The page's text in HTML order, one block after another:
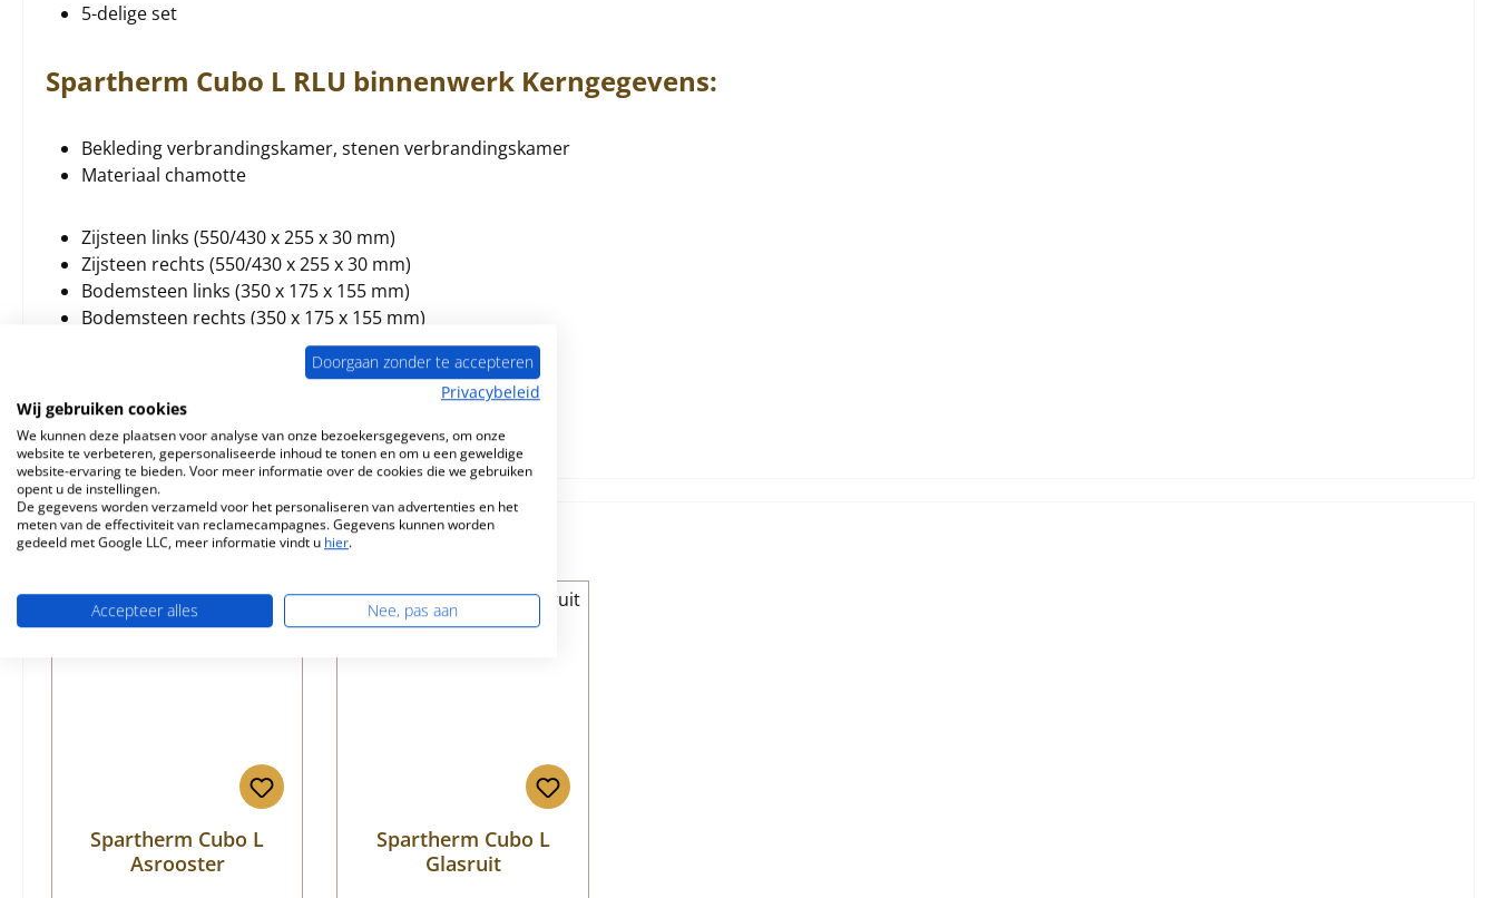
5-delige set
Spartherm Cubo L RLU binnenwerk Kerngegevens:
Bekleding verbrandingskamer, stenen verbrandingskamer
Materiaal chamotte
Zijsteen links (550/430 x 255 x 30 mm)
Zijsteen rechts (550/430 x 255 x 30 mm)
Bodemsteen links (350 x 175 x 155 mm)
Bodemsteen rechts (350 x 175 x 155 mm)
Kabeldoorbuiging (355 x 335 x 30 mm)
De kleur zwart
Vergelijkbare producten
Productgalerij overslaan
Nog 10 op voorraad!
Spartherm Cubo L
Asrooster
Spartherm Cubo L
Glasruit
Doorgaan zonder te accepteren
Privacybeleid
Wij gebruiken cookies
We kunnen deze plaatsen voor analyse van onze bezoekersgegevens, om onze
website te verbeteren, gepersonaliseerde inhoud te tonen en om u een geweldige
website-ervaring te bieden. Voor meer informatie over de cookies die we gebruiken
opent u de instellingen.
De gegevens worden verzameld voor het personaliseren van advertenties en het
meten van de effectiviteit van reclamecampagnes. Gegevens kunnen worden
gedeeld met Google LLC, meer informatie vindt u hier.
Accepteer alles Nee, pas aan